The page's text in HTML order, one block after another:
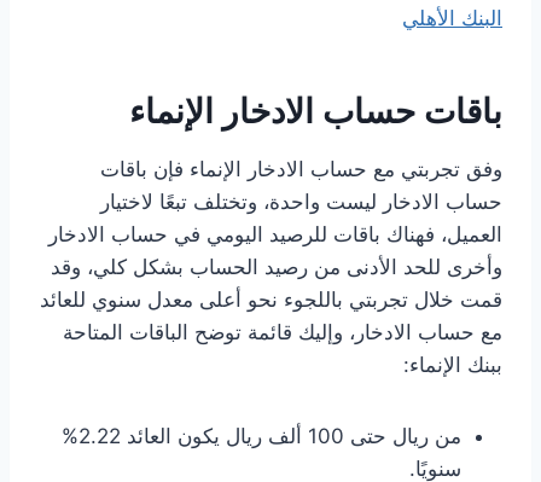
البنك الأهلي
باقات حساب الادخار الإنماء
وفق تجربتي مع حساب الادخار الإنماء فإن باقات
حساب الادخار ليست واحدة، وتختلف تبعًا لاختيار
العميل، فهناك باقات للرصيد اليومي في حساب الادخار
وأخرى للحد الأدنى من رصيد الحساب بشكل كلي، وقد
قمت خلال تجربتي باللجوء نحو أعلى معدل سنوي للعائد
مع حساب الادخار، وإليك قائمة توضح الباقات المتاحة
ببنك الإنماء:
من ريال حتى 100 ألف ريال يكون العائد 2.22%
سنويًا.